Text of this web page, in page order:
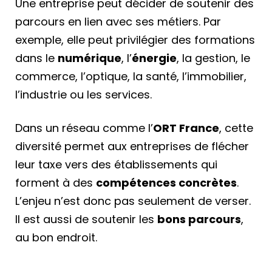
Une entreprise peut décider de soutenir des
parcours en lien avec ses métiers. Par
exemple, elle peut privilégier des formations
dans le numérique, l’énergie, la gestion, le
commerce, l’optique, la santé, l’immobilier,
l’industrie ou les services.
Dans un réseau comme l’ORT France, cette
diversité permet aux entreprises de flécher
leur taxe vers des établissements qui
forment à des compétences concrètes.
L’enjeu n’est donc pas seulement de verser.
Il est aussi de soutenir les bons parcours,
au bon endroit.